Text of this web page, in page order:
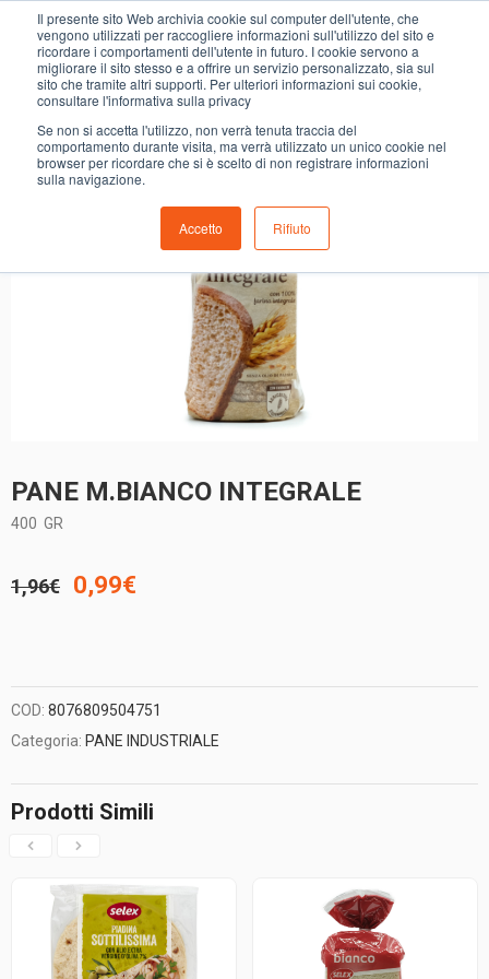
Il presente sito Web archivia cookie sul computer dell'utente, che
vengono utilizzati per raccogliere informazioni sull'utilizzo del sito e
ricordare i comportamenti dell'utente in futuro. I cookie servono a
migliorare il sito stesso e a offrire un servizio personalizzato, sia sul
sito che tramite altri supporti. Per ulteriori informazioni sui cookie,
consultare l'informativa sulla privacy
Se non si accetta l'utilizzo, non verrà tenuta traccia del
comportamento durante visita, ma verrà utilizzato un unico cookie nel
browser per ricordare che si è scelto di non registrare informazioni
sulla navigazione.
Accetto Rifiuto
PANE M.BIANCO INTEGRALE
- 49%
PANE M.BIANCO INTEGRALE
400 GR
1,96€
Il
originale
era:
1,96€.
0,99€
attuale
è:
0,99€.
COD: 8076809504751
Categoria: PANE INDUSTRIALE
Prodotti Simili